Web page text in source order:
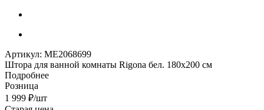
Артикул: МЕ2068699
Штора для ванной комнаты Rigona бел. 180х200 см
Подробнее
Розница
1 999 ₽/шт